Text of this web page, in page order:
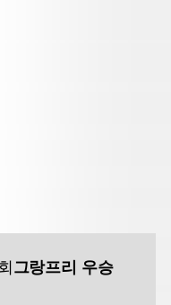
그랑프리 우승